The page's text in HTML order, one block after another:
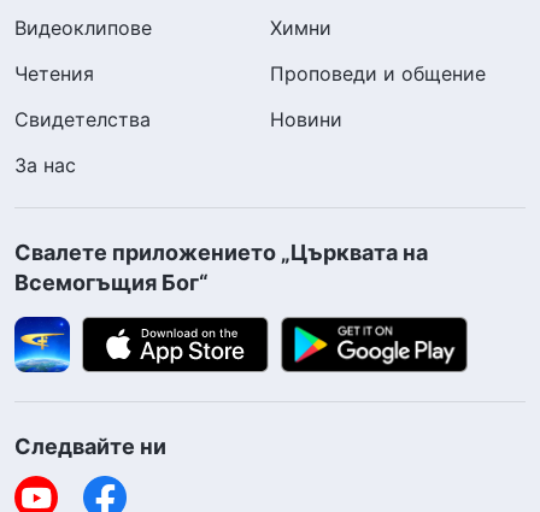
Видеоклипове
Химни
Четения
Проповеди и общение
Свидетелства
Новини
За нас
Свалете приложението „Църквата на
Всемогъщия Бог“
Следвайте ни